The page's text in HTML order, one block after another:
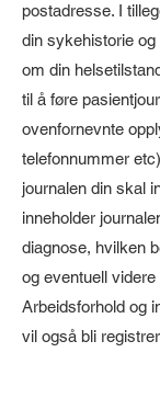
postadresse. I
din sykehistorie
om din
til å føre
ovenfornevnte
telefonnummer
journalen din skal
inneholder
diagnose, hvilken
og eventuell videre
Arbeidsforhold og
vil også bli